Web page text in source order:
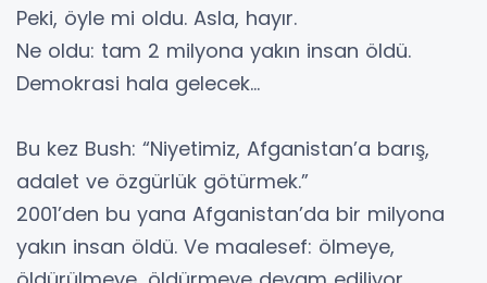
Peki, öyle mi oldu. Asla, hayır.
Ne oldu: tam 2 milyona yakın insan öldü.
Demokrasi hala gelecek…
Bu kez Bush: “Niyetimiz, Afganistan’a barış,
adalet ve özgürlük götürmek.”
2001’den bu yana Afganistan’da bir milyona
yakın insan öldü. Ve maalesef: ölmeye,